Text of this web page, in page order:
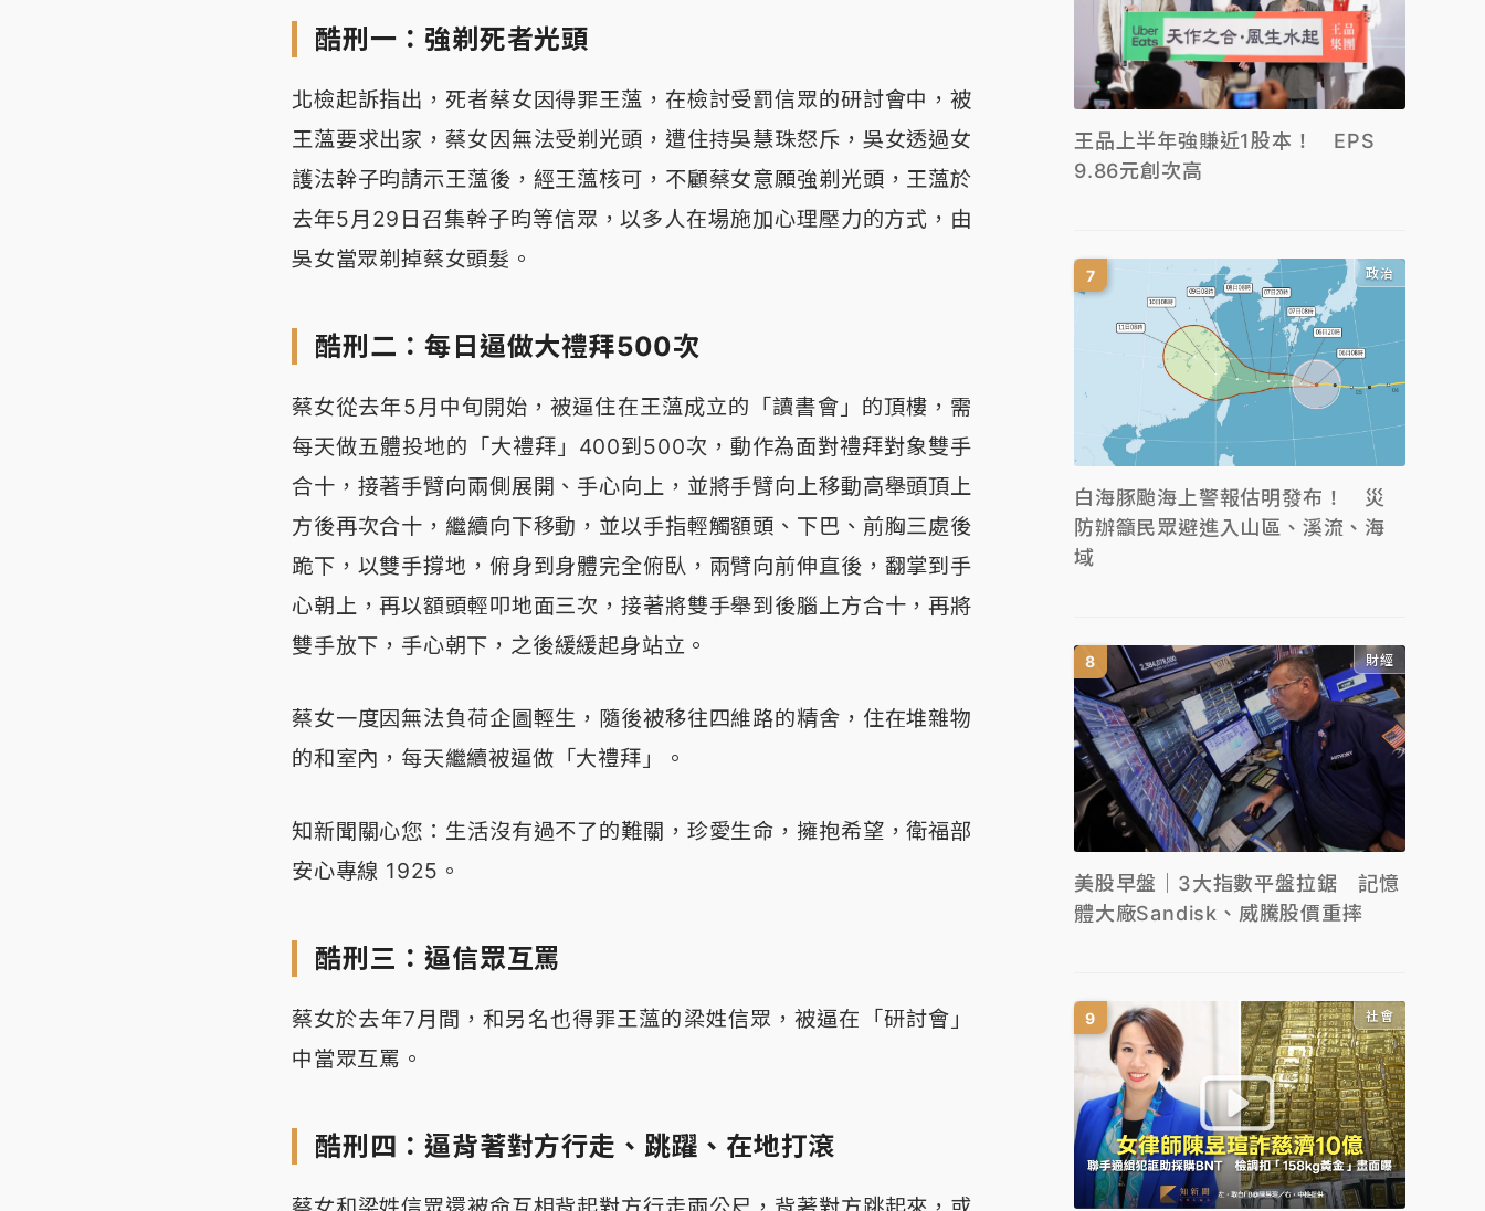
酷刑一：強剃死者光頭
北檢起訴指出，死者蔡女因得罪王薀，在檢討受罰信眾的研討會中，被
王薀要求出家，蔡女因無法受剃光頭，遭住持吳慧珠怒斥，吳女透過女
護法幹子昀請示王薀後，經王薀核可，不顧蔡女意願強剃光頭，王薀於
去年5月29日召集幹子昀等信眾，以多人在場施加心理壓力的方式，由
吳女當眾剃掉蔡女頭髮。
酷刑二：每日逼做大禮拜500次
蔡女從去年5月中旬開始，被逼住在王薀成立的「讀書會」的頂樓，需
每天做五體投地的「大禮拜」400到500次，動作為面對禮拜對象雙手
合十，接著手臂向兩側展開、手心向上，並將手臂向上移動高舉頭頂上
方後再次合十，繼續向下移動，並以手指輕觸額頭、下巴、前胸三處後
跪下，以雙手撐地，俯身到身體完全俯臥，兩臂向前伸直後，翻掌到手
心朝上，再以額頭輕叩地面三次，接著將雙手舉到後腦上方合十，再將
雙手放下，手心朝下，之後緩緩起身站立。
蔡女一度因無法負荷企圖輕生，隨後被移往四維路的精舍，住在堆雜物
的和室內，每天繼續被逼做「大禮拜」。
知新聞關心您：生活沒有過不了的難關，珍愛生命，擁抱希望，衛福部
安心專線 1925。
酷刑三：逼信眾互罵
蔡女於去年7月間，和另名也得罪王薀的梁姓信眾，被逼在「研討會」
中當眾互罵。
酷刑四：逼背著對方行走、跳躍、在地打滾
王品上半年強賺近1股本！ EPS
9.86元創次高
政治
白海豚颱海上警報估明發布！ 災
防辦籲民眾避進入山區、溪流、海
域
財經
美股早盤｜3大指數平盤拉鋸 記憶
體大廠Sandisk、威騰股價重摔
社會